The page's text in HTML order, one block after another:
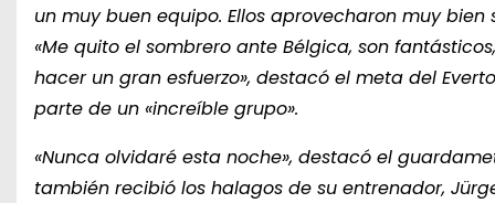
un muy buen equipo. Ellos aprovecharon muy bien
«Me quito el sombrero ante Bélgica, son
hacer un gran esfuerzo», destacó el meta del
parte de un «increíble grupo».
«Nunca olvidaré esta noche», destacó el
también recibió los halagos de su entrenador,